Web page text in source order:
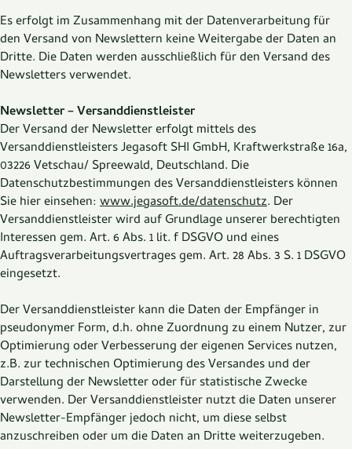
Es erfolgt im Zusammenhang mit der Datenverarbeitung für
den Versand von Newslettern keine Weitergabe der Daten an
Dritte. Die Daten werden ausschließlich für den Versand des
Newsletters verwendet.
Newsletter – Versanddienstleister
Der Versand der Newsletter erfolgt mittels des
Versanddienstleisters Jegasoft SHI GmbH, Kraftwerkstraße 16a,
03226 Vetschau/ Spreewald, Deutschland. Die
Datenschutzbestimmungen des Versanddienstleisters können
Sie hier einsehen:www.jegasoft.de/datenschutz. Der
Versanddienstleister wird auf Grundlage unserer berechtigten
Interessen gem. Art. 6 Abs. 1 lit. f DSGVO und eines
Auftragsverarbeitungsvertrages gem. Art. 28 Abs. 3 S. 1 DSGVO
eingesetzt.
Der Versanddienstleister kann die Daten der Empfänger in
pseudonymer Form, d.h. ohne Zuordnung zu einem Nutzer, zur
Optimierung oder Verbesserung der eigenen Services nutzen,
z.B. zur technischen Optimierung des Versandes und der
Darstellung der Newsletter oder für statistische Zwecke
verwenden. Der Versanddienstleister nutzt die Daten unserer
Newsletter-Empfänger jedoch nicht, um diese selbst
anzuschreiben oder um die Daten an Dritte weiterzugeben.